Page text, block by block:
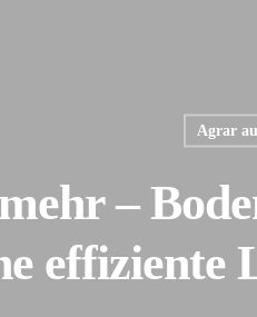
Agrar
–
effiziente